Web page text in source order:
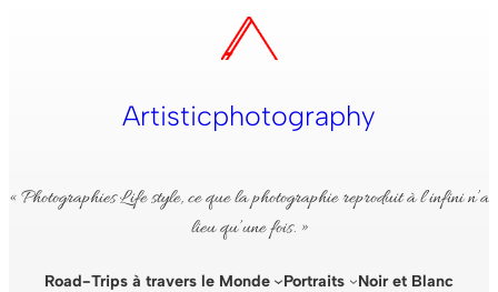
Artisticphotography
« Photographies Life style, ce que la photographie reproduit à l’infini n’a
lieu qu’une fois. »
Road-Trips à travers le Monde Portraits Noir et Blanc